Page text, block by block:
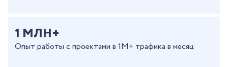
1 МЛН+
Опыт работы с проектами в 1М+ трафика в месяц